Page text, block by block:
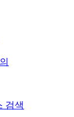
검색